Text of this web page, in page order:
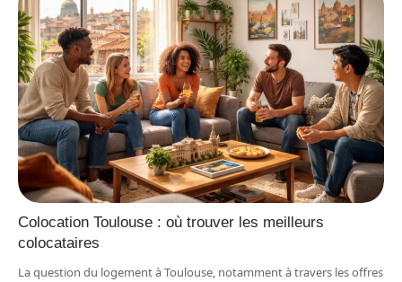
Colocation Toulouse : où trouver les meilleurs
colocataires
La question du logement à Toulouse, notamment à travers les offres